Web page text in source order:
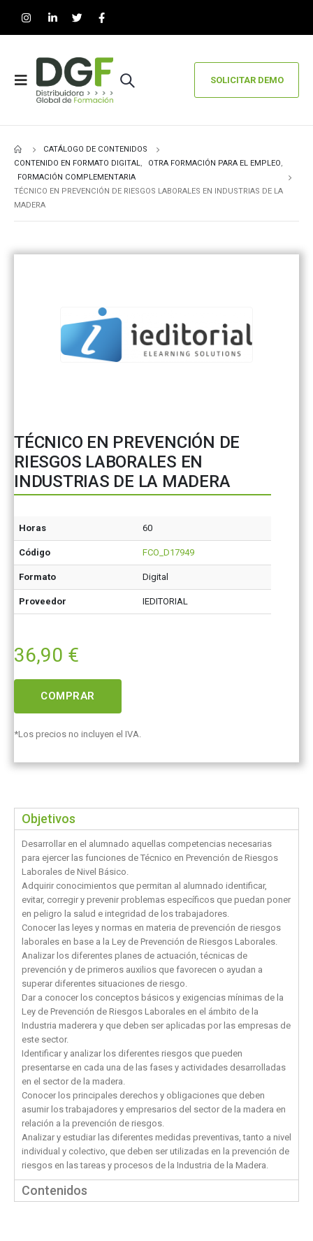
SOLICITAR DEMO
CATÁLOGO DE CONTENIDOS
CONTENIDO EN FORMATO DIGITAL, OTRA FORMACIÓN PARA EL EMPLEO,
FORMACIÓN COMPLEMENTARIA
TÉCNICO EN PREVENCIÓN DE RIESGOS LABORALES EN INDUSTRIAS DE LA
MADERA
TÉCNICO EN PREVENCIÓN DE
RIESGOS LABORALES EN
INDUSTRIAS DE LA MADERA
Horas 60
Código FCO_D17949
Formato Digital
Proveedor IEDITORIAL
36,90 €
COMPRAR
*Los precios no incluyen el IVA.
Objetivos
Desarrollar en el alumnado aquellas competencias necesarias
para ejercer las funciones de Técnico en Prevención de Riesgos
Laborales de Nivel Básico.
Adquirir conocimientos que permitan al alumnado identificar,
evitar, corregir y prevenir problemas específicos que puedan poner
en peligro la salud e integridad de los trabajadores.
Conocer las leyes y normas en materia de prevención de riesgos
laborales en base a la Ley de Prevención de Riesgos Laborales.
Analizar los diferentes planes de actuación, técnicas de
prevención y de primeros auxilios que favorecen o ayudan a
superar diferentes situaciones de riesgo.
Dar a conocer los conceptos básicos y exigencias mínimas de la
Ley de Prevención de Riesgos Laborales en el ámbito de la
Industria maderera y que deben ser aplicadas por las empresas de
este sector.
Identificar y analizar los diferentes riesgos que pueden
presentarse en cada una de las fases y actividades desarrolladas
en el sector de la madera.
Conocer los principales derechos y obligaciones que deben
asumir los trabajadores y empresarios del sector de la madera en
relación a la prevención de riesgos.
Analizar y estudiar las diferentes medidas preventivas, tanto a nivel
individual y colectivo, que deben ser utilizadas en la prevención de
riesgos en las tareas y procesos de la Industria de la Madera.
Contenidos